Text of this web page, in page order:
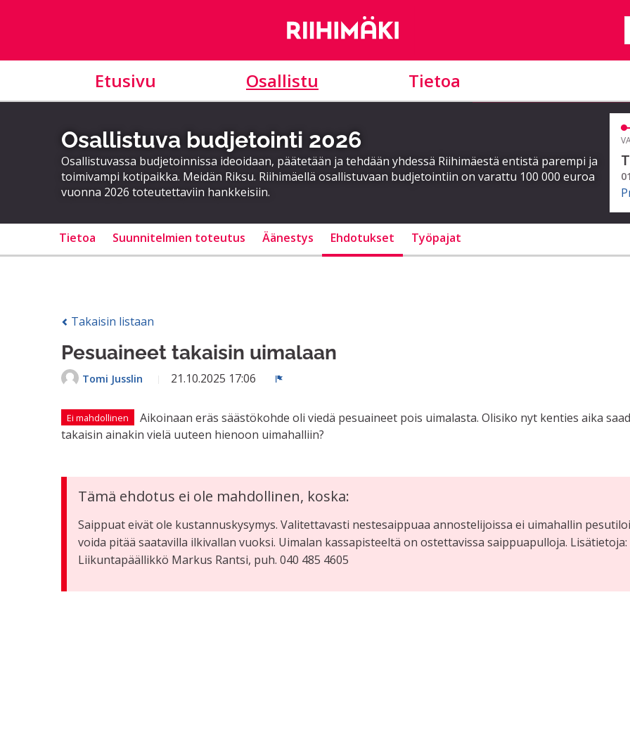
Etusivu Osallistu Tietoa
Osallistuva budjetointi 2026
Osallistuvassa budjetoinnissa ideoidaan, päätetään ja tehdään yhdessä Riihimäestä entistä parempi ja
toimivampi kotipaikka. Meidän Riksu. Riihimäellä osallistuvaan budjetointiin on varattu 100 000 euroa
vuonna 2026 toteutettaviin hankkeisiin.
Tietoa Suunnitelmien toteutus Äänestys Ehdotukset Työpajat
Takaisin listaan
Pesuaineet takaisin uimalaan
Tomi Jusslin 21.10.2025 17:06
Ei mahdollinen
Aikoinaan eräs säästökohde oli viedä pesuaineet pois uimalasta. Olisiko nyt kenties aika
takaisin ainakin vielä uuteen hienoon uimahalliin?
Tämä ehdotus ei ole mahdollinen, koska:
Saippuat eivät ole kustannuskysymys. Valitettavasti nestesaippuaa annostelijoissa ei uimahallin
voida pitää saatavilla ilkivallan vuoksi. Uimalan kassapisteeltä on ostettavissa saippuapulloja. Lisätietoja:
Liikuntapäällikkö Markus Rantsi, puh. 040 485 4605